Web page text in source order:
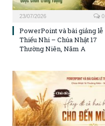
23/07/2026 0
PowerPoint và bài giảng lễ
Thiếu Nhi – Chúa Nhật 17
Thường Niên, Năm A